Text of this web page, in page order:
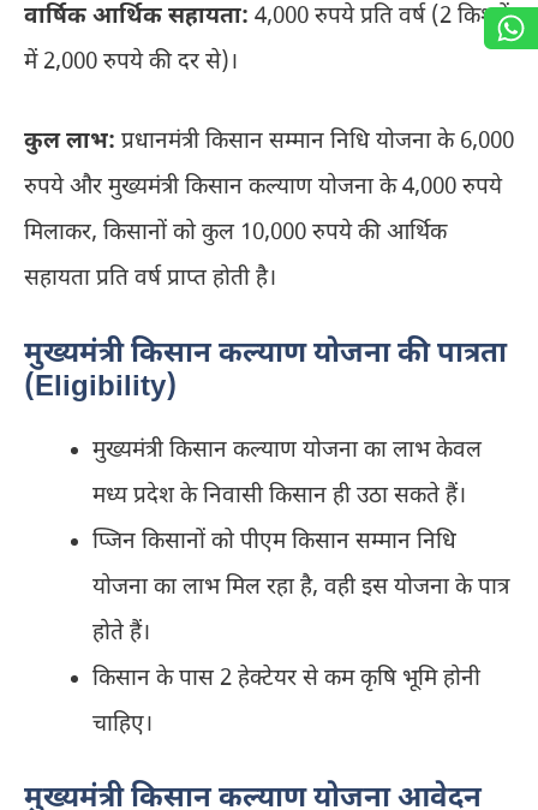
वार्षिक आर्थिक सहायता: 4,000 रुपये प्रति वर्ष (2 किश्तों
में 2,000 रुपये की दर से)।
कुल लाभ: प्रधानमंत्री किसान सम्मान निधि योजना के 6,000
रुपये और मुख्यमंत्री किसान कल्याण योजना के 4,000 रुपये
मिलाकर, किसानों को कुल 10,000 रुपये की आर्थिक
सहायता प्रति वर्ष प्राप्त होती है।
मुख्यमंत्री किसान कल्याण योजना की पात्रता
(Eligibility)
मुख्यमंत्री किसान कल्याण योजना का लाभ केवल
मध्य प्रदेश के निवासी किसान ही उठा सकते हैं।
प्जिन किसानों को पीएम किसान सम्मान निधि
योजना का लाभ मिल रहा है, वही इस योजना के पात्र
होते हैं।
किसान के पास 2 हेक्टेयर से कम कृषि भूमि होनी
चाहिए।
मुख्यमंत्री किसान कल्याण योजना आवेदन